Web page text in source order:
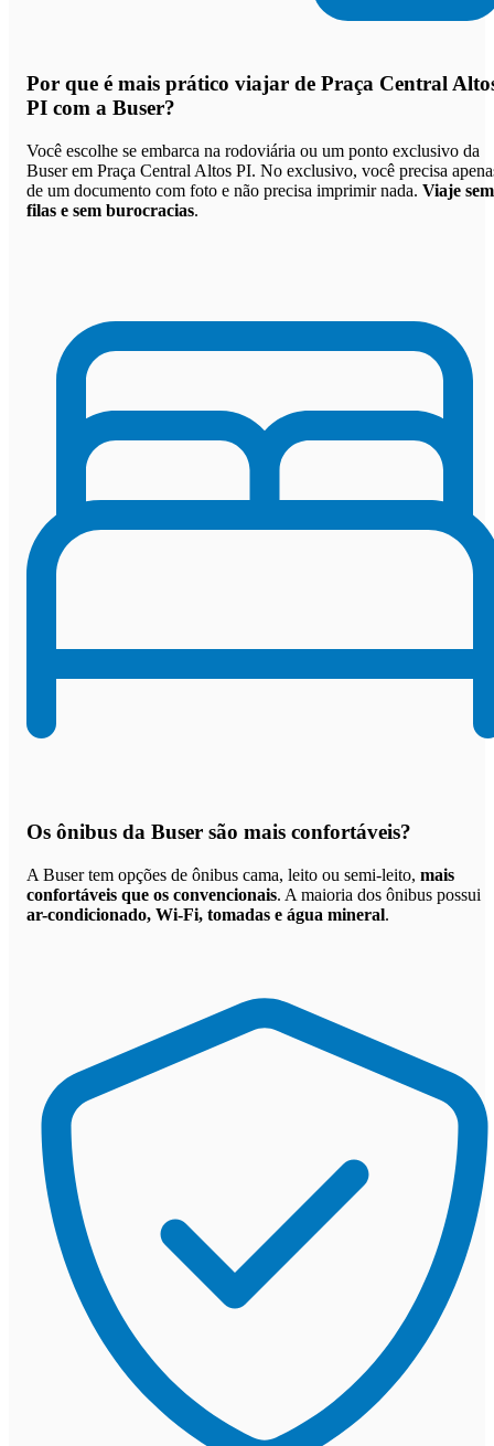
Por que é mais prático viajar de Praça Central
PI com a Buser?
Você escolhe se embarca na rodoviária ou um ponto exclusivo da
Buser em Praça Central Altos PI. No exclusivo, você precisa
de um documento com foto e não precisa imprimir nada. Viaje sem
filas e sem burocracias.
Os ônibus da Buser são mais confortáveis?
A Buser tem opções de ônibus cama, leito ou semi-leito, mais
confortáveis que os convencionais. A maioria dos ônibus possui
ar-condicionado, Wi-Fi, tomadas e água mineral.